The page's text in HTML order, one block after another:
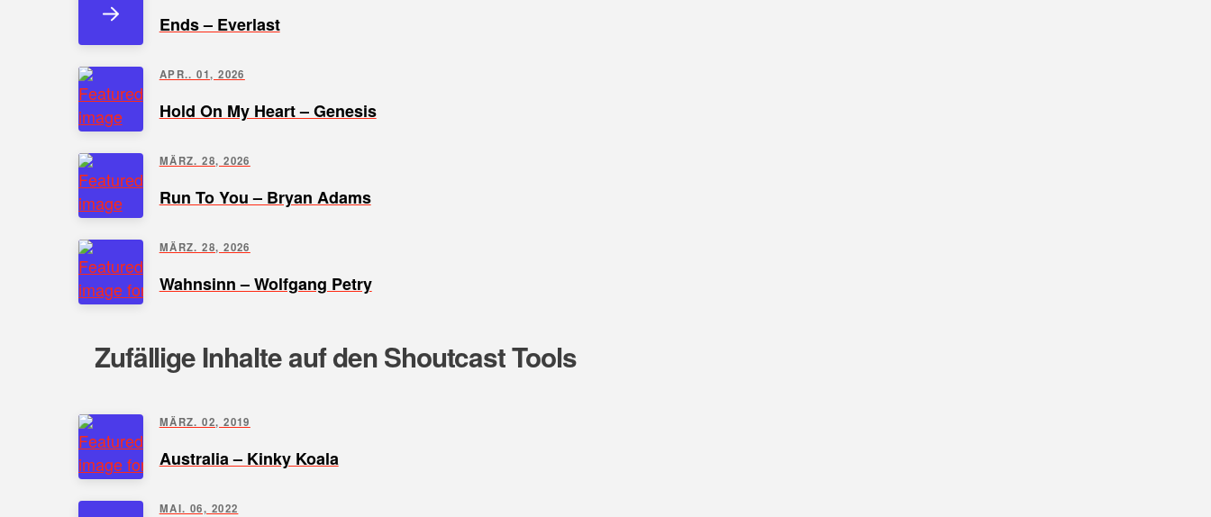
Ends – Everlast
APR.. 01, 2026
Hold On My Heart – Genesis
MÄRZ. 28, 2026
Run To You – Bryan Adams
MÄRZ. 28, 2026
Wahnsinn – Wolfgang Petry
Zufällige Inhalte auf den Shoutcast Tools
MÄRZ. 02, 2019
Australia – Kinky Koala
MAI. 06, 2022